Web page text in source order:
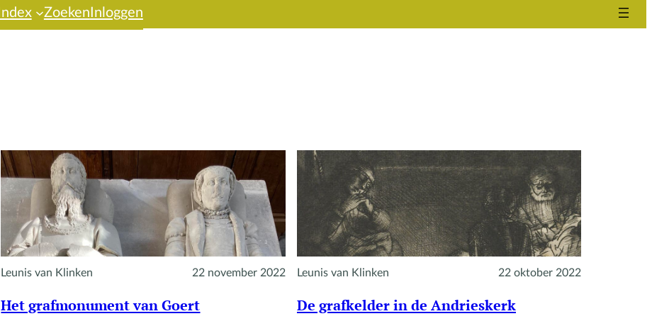
Index Zoeken Inloggen
Leunis van Klinken 22 november 2022
Het grafmonument van Goert
Leunis van Klinken 22 oktober 2022
De grafkelder in de Andrieskerk